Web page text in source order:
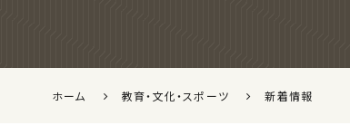
ホーム 教育・文化・スポーツ 新着情報